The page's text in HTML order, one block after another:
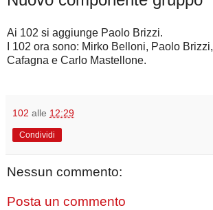
Ai 102 si aggiunge Paolo Brizzi.
I 102 ora sono: Mirko Belloni, Paolo Brizzi,
Cafagna e Carlo Mastellone.
102 alle 12:29
Condividi
Nessun commento:
Posta un commento